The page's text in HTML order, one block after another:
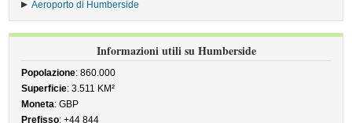
Aeroporto di Humberside
Informazioni utili su Humberside
Popolazione: 860.000
Superficie: 3.511 KM²
Moneta: GBP
Prefisso: +44 844